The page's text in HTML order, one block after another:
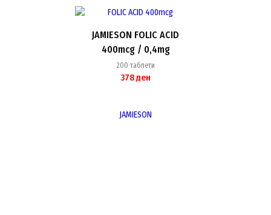
JAMIESON FOLIC ACID
400mcg / 0,4mg
200 таблети
378ден
JAMIESON